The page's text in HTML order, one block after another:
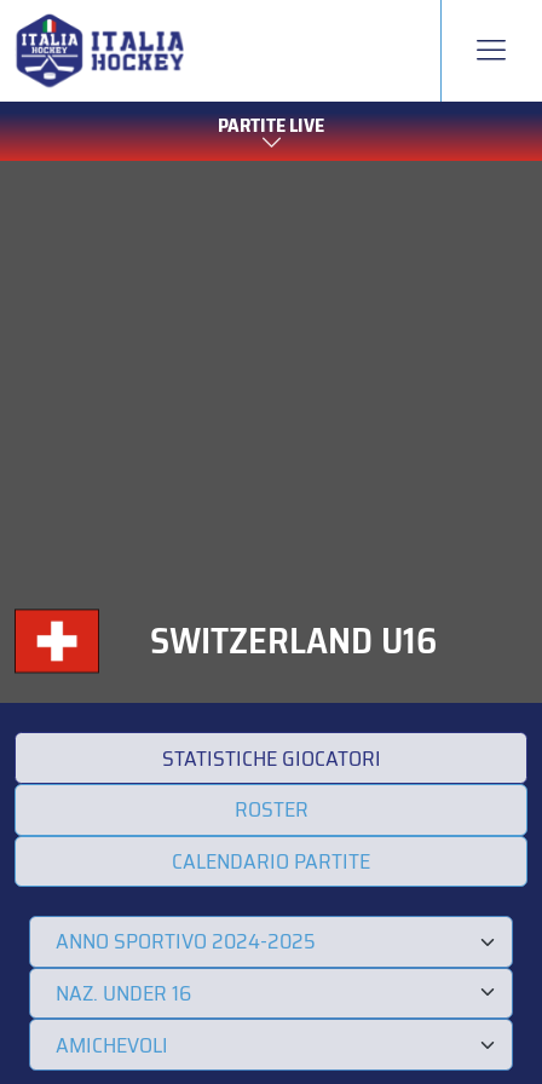
PARTITE LIVE
SWITZERLAND U16
STATISTICHE GIOCATORI
ROSTER
CALENDARIO PARTITE